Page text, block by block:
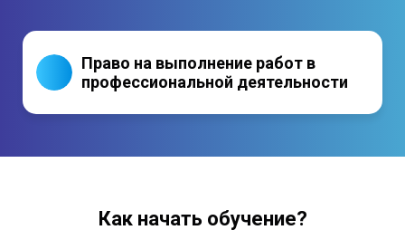
Право на выполнение работ в
профессиональной деятельности
Как начать обучение?